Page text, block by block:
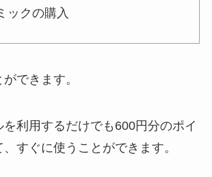
ックの購入
できます。
利用するだけでも600円分のポイ
すぐに使うことができます。